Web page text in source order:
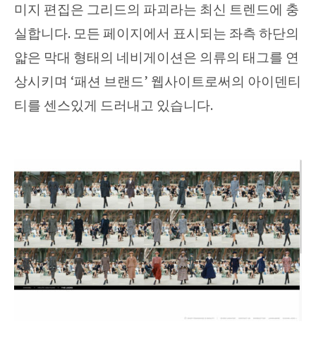
미지 편집은 그리드의 파괴라는 최신 트렌드에 충
실합니다. 모든 페이지에서 표시되는 좌측 하단의
얇은 막대 형태의 네비게이션은 의류의 태그를 연
상시키며 ‘패션 브랜드’ 웹사이트로써의 아이덴티
티를 센스있게 드러내고 있습니다.